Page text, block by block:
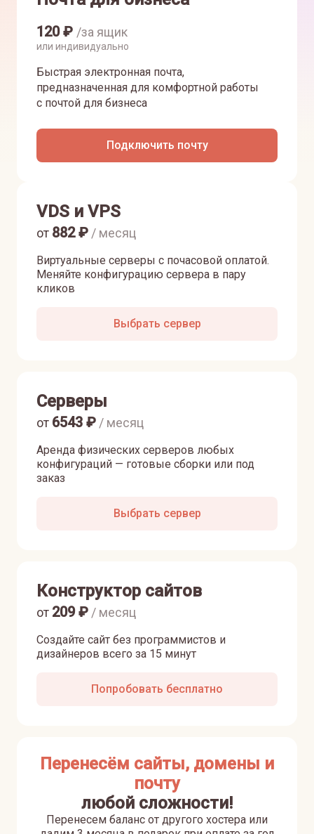
120₽ /за ящик
или индивидуально
Быстрая электронная почта,
предназначенная для комфортной работы
с почтой для бизнеса
Подключить почту
VDS и VPS
Виртуальные серверы с почасовой оплатой.
Меняйте конфигурацию сервера в пару
кликов
от 882₽ / месяц
Выбрать сервер
Серверы
Аренда физических серверов любых
конфигураций — готовые сборки или под
заказ
от 6543 ₽ / месяц
Выбрать сервер
Конструктор сайтов
Создайте сайт без программистов и
дизайнеров всего за 15 минут
от 209₽ / месяц
Попробовать бесплатно
Перенесём сайты, домены и
почту
любой сложности!
Перенесем баланс от другого хостера или